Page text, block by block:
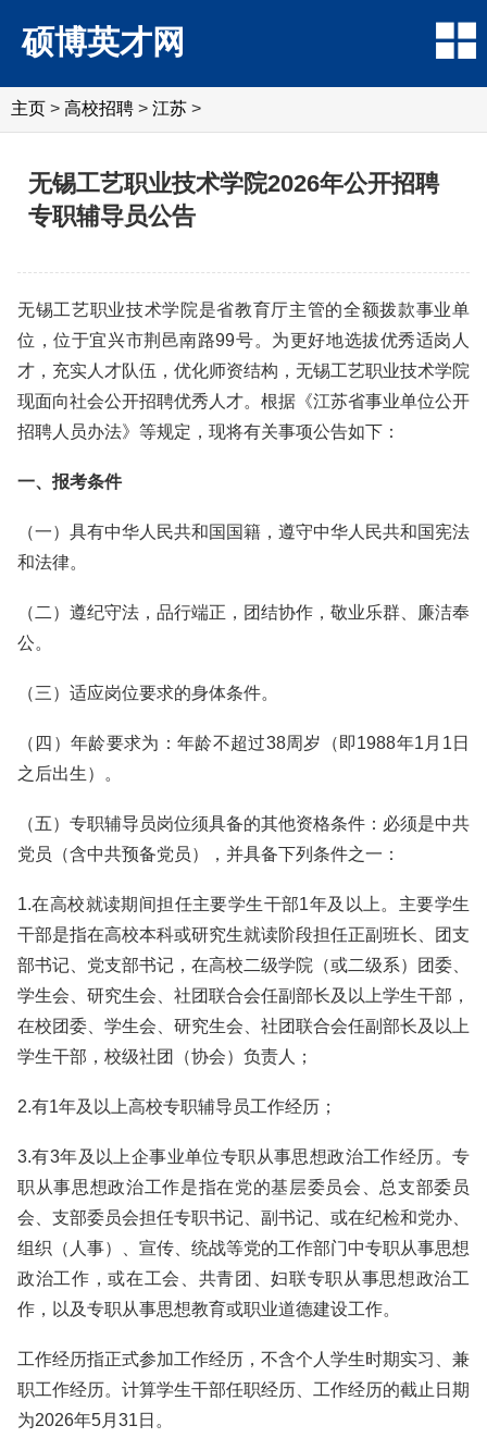
硕博英才网
主页 > 高校招聘 > 江苏 >
无锡工艺职业技术学院2026年公开招聘
专职辅导员公告
无锡工艺职业技术学院是省教育厅主管的全额拨款事业单
位，位于宜兴市荆邑南路99号。为更好地选拔优秀适岗人
才，充实人才队伍，优化师资结构，无锡工艺职业技术学院
现面向社会公开招聘优秀人才。根据《江苏省事业单位公开
招聘人员办法》等规定，现将有关事项公告如下：
一、报考条件
（一）具有中华人民共和国国籍，遵守中华人民共和国宪法
和法律。
（二）遵纪守法，品行端正，团结协作，敬业乐群、廉洁奉
公。
（三）适应岗位要求的身体条件。
（四）年龄要求为：年龄不超过38周岁（即1988年1月1日
之后出生）。
（五）专职辅导员岗位须具备的其他资格条件：必须是中共
党员（含中共预备党员），并具备下列条件之一：
1.在高校就读期间担任主要学生干部1年及以上。主要学生
干部是指在高校本科或研究生就读阶段担任正副班长、团支
部书记、党支部书记，在高校二级学院（或二级系）团委、
学生会、研究生会、社团联合会任副部长及以上学生干部，
在校团委、学生会、研究生会、社团联合会任副部长及以上
学生干部，校级社团（协会）负责人；
2.有1年及以上高校专职辅导员工作经历；
3.有3年及以上企事业单位专职从事思想政治工作经历。专
职从事思想政治工作是指在党的基层委员会、总支部委员
会、支部委员会担任专职书记、副书记、或在纪检和党办、
组织（人事）、宣传、统战等党的工作部门中专职从事思想
政治工作，或在工会、共青团、妇联专职从事思想政治工
作，以及专职从事思想教育或职业道德建设工作。
工作经历指正式参加工作经历，不含个人学生时期实习、兼
职工作经历。计算学生干部任职经历、工作经历的截止日期
为2026年5月31日。